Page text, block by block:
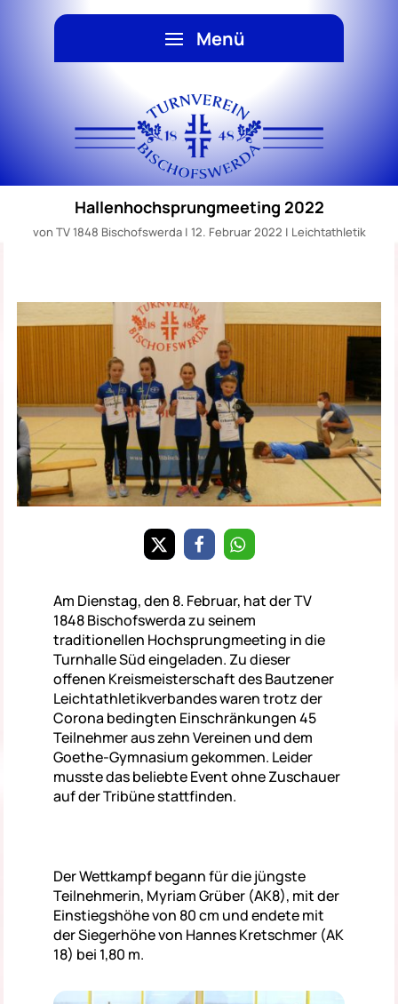
Hallenhochsprungmeeting 2022
von TV 1848 Bischofswerda| 12. Februar 2022 | Leichtathletik
Am Dienstag, den 8. Februar, hat der TV
1848 Bischofswerda zu seinem
traditionellen Hochsprungmeeting in die
Turnhalle Süd eingeladen. Zu dieser
offenen Kreismeisterschaft des Bautzener
Leichtathletikverbandes waren trotz der
Corona bedingten Einschränkungen 45
Teilnehmer aus zehn Vereinen und dem
Goethe-Gymnasium gekommen. Leider
musste das beliebte Event ohne Zuschauer
auf der Tribüne stattfinden.
Der Wettkampf begann für die jüngste
Teilnehmerin, Myriam Grüber (AK8), mit der
Einstiegshöhe von 80 cm und endete mit
der Siegerhöhe von Hannes Kretschmer (AK
18) bei 1,80 m.